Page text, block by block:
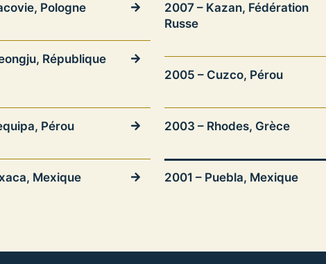
Pologne
République
Pérou
Mexique
2007 – Kazan, Fédération
Russe
2005 – Cuzco, Pérou
2003 – Rhodes, Grèce
2001 – Puebla, Mexique